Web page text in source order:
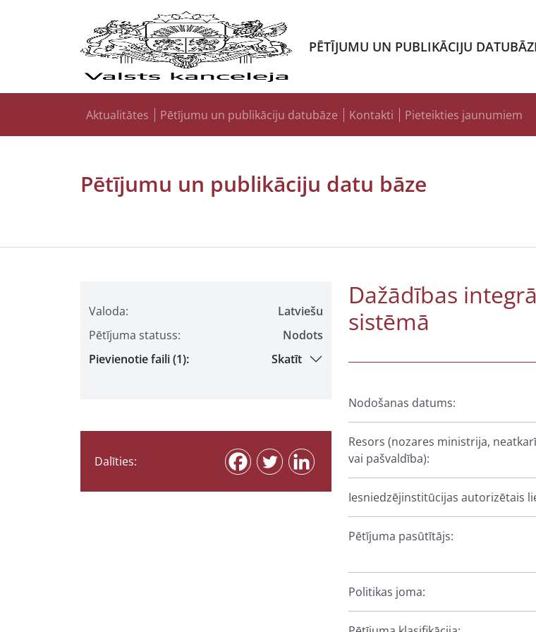
PĒTĪJUMU UN PUBLIKĀCIJU
Aktualitātes Pētījumu un publikāciju datubāze Kontakti Pieteikties jaunumiem
Pētījumu un publikāciju datu bāze
Valoda:
Latviešu
Pētījuma statuss:
Nodots
Pievienotie faili (1):
Skatīt
Dalīties:
Dažādības
sistēmā
Nodošanas datums:
Resors (nozares ministrija,
vai pašvaldība):
Iesniedzējinstitūcijas autorizētais
Pētījuma pasūtītājs:
Politikas joma: